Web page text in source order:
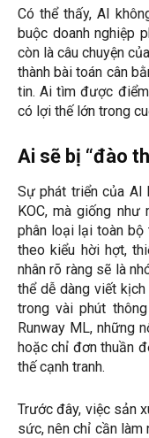
Có thể thấy, AI
buộc doanh nghiệp
còn là câu chuyện
thành bài toán cân
tin. Ai tìm được
có lợi thế lớn trong
Ai sẽ bị “đào
Sự phát triển của
KOC, mà giống như
phân loại lại toàn bộ
theo kiểu hời hợt,
nhân rõ ràng sẽ là
thể dễ dàng viết
trong vài phút
Runway ML, những
hoặc chỉ đơn thuần
thế cạnh tranh.
Trước đây, việc sản
sức, nên chỉ cần làm